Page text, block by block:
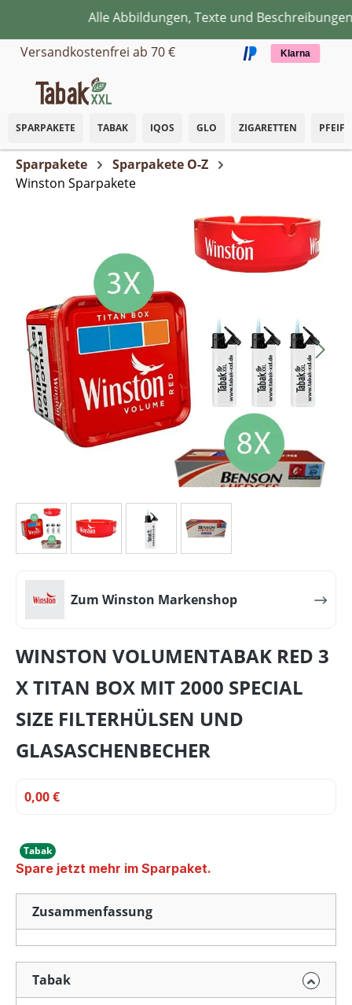
Zum Hauptinhalt springen
Alle Abbildungen, Texte und Beschreibungen
Versandkostenfrei ab 70 €
Klarna
SPARPAKETE TABAK IQOS GLO ZIGARETTEN
Sparpakete
Sparpakete O-Z
Winston Sparpakete
Zum Winston Markenshop
WINSTON VOLUMENTABAK RED 3
X TITAN BOX MIT 2000 SPECIAL
SIZE FILTERHÜLSEN UND
GLASASCHENBECHER
0,00 €
Tabak
Spare jetzt mehr im Sparpaket.
Zusammenfassung
Tabak